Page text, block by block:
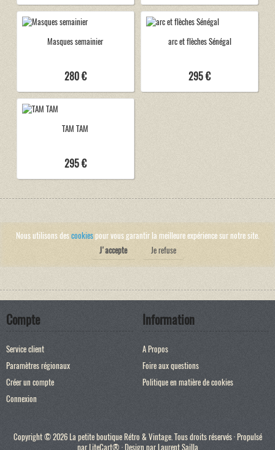
Masques semainier
280 €
arc et flèches Sénégal
295 €
TAM TAM
295 €
Nous utilisons descookiespour vous garantir la meilleure expérience sur notre site.
J'accepte
Je refuse
Compte
Service client
Paramètres régionaux
Créer un compte
Connexion
Information
A Propos
Foire aux questions
Politique en matière de cookies
Copyright © 2026 La petite boutique Rétro & Vintage. Tous droits réservés · Propulsé
parLiteCart® · Design parLaurent Sailla